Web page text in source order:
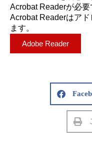
Acrobat Readerが必要
Acrobat Readerはア
ます。
Adobe Reader